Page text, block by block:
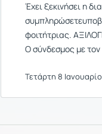
Έχει ξεκινήσει η
φοιτήτριας.
Ο σύνδεσμος με
Τετάρτη 8